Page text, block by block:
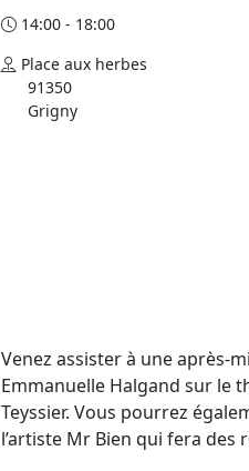
14:00 - 18:00
Place aux herbes
91350
Grigny
Venez assister à une après-
Emmanuelle Halgand sur le
Teyssier. Vous pourrez
l’artiste Mr Bien qui fera